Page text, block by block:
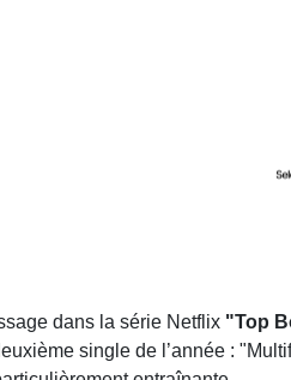
dans la série Netflix "Top
single de l’année :